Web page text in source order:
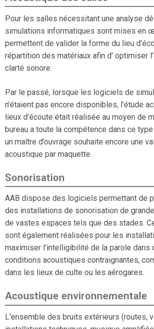
Pour les salles nécessitant une analyse
simulations informatiques sont mises en
permettent de valider la forme du lieu
répartition des matériaux afin d' optimiser
clarté sonore.
Par le passé, lorsque les logiciels de
n’étaient pas encore disponibles, l’étude
lieux d’écoute était réalisée au moyen de
bureau a toute la compétence dans ce
un maître d’ouvrage souhaite encore une
acoustique par maquette.
Sonorisation
AAB dispose des logiciels permettant de
des installations de sonorisation de
de vastes espaces tels que des stades.
sont également réalisées pour les
maximiser l'intelligibilité de la parole dans
conditions acoustiques contraignantes,
dans les lieux de culte ou les aérogares.
Acoustique environnementale
L'ensemble des bruits extérieurs (routes,